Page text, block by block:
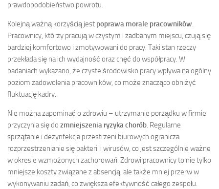
prawdopodobieństwo powrotu.
Kolejną ważną korzyścią jest poprawa morale pracowników.
Pracownicy, którzy pracują w czystym i zadbanym miejscu, czują się
bardziej komfortowo i zmotywowani do pracy. Taki stan rzeczy
przekłada się na ich wydajność oraz chęć do współpracy. W
badaniach wykazano, że czyste środowisko pracy wpływa na ogólny
poziom zadowolenia pracowników, co może znacząco obniżyć
fluktuację kadry.
Nie można zapominać o zdrowiu – utrzymanie porządku w firmie
przyczynia się do zmniejszenia ryzyka chorób. Regularne
sprzątanie i dezynfekcja przestrzeni biurowych ogranicza
rozprzestrzenianie się bakterii i wirusów, co jest szczególnie ważne
w okresie wzmożonych zachorowań. Zdrowi pracownicy to nie tylko
mniejsze koszty związane z absencją, ale także mniej przerw w
wykonywaniu zadań, co zwiększa efektywność całego zespołu.